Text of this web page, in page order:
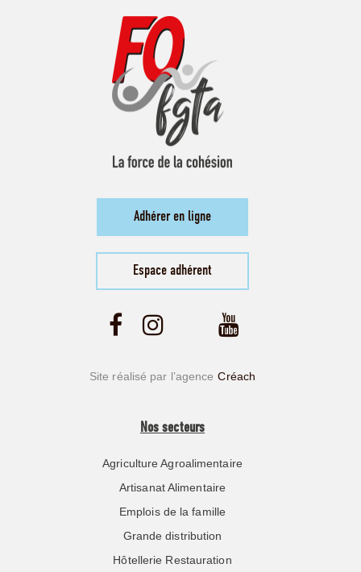
Adhérer en ligne
Espace adhérent
Site réalisé par l’agence Créach
Nos secteurs
Agriculture Agroalimentaire
Artisanat Alimentaire
Emplois de la famille
Grande distribution
Hôtellerie Restauration